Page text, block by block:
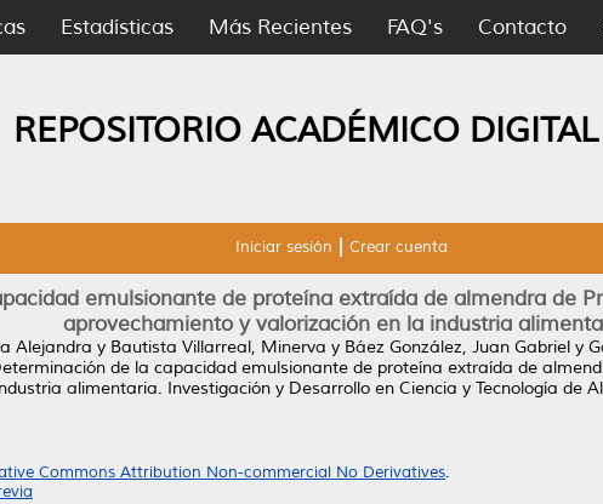
Estadísticas Más Recientes FAQ's Contacto
REPOSITORIO ACADÉMICO DIGITAL
Iniciar sesión Crear cuenta
emulsionante de proteína extraída de almendra de
aprovechamiento y valorización en la industria
Alejandra y Bautista Villarreal, Minerva y Báez González, Juan Gabriel y
de la capacidad emulsionante de proteína extraída de
alimentaria. Investigación y Desarrollo en Ciencia y Tecnología de
Commons Attribution Non-commercial No Derivatives.